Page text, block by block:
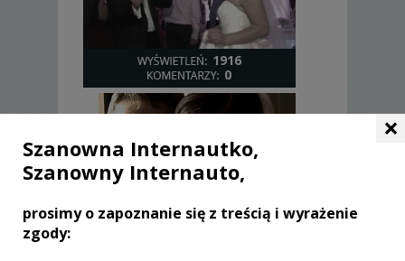
1916
0
1958
×
Szanowna Internautko,
Szanowny Internauto,
prosimy o zapoznanie się z treścią i wyrażenie
zgody: